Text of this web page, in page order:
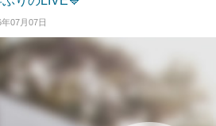
07月07日